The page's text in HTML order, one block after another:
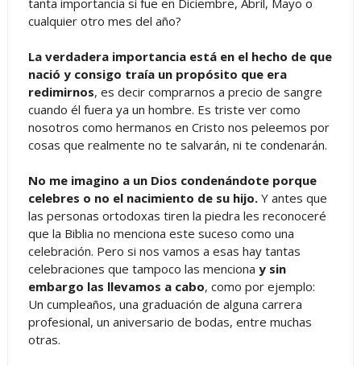
tanta importancia si fue en Diciembre, Abril, Mayo o
cualquier otro mes del año?
La verdadera importancia está en el hecho de que
nació y consigo traía un propósito que era
redimirnos, es decir comprarnos a precio de sangre
cuando él fuera ya un hombre. Es triste ver como
nosotros como hermanos en Cristo nos peleemos por
cosas que realmente no te salvarán, ni te condenarán.
No me imagino a un Dios condenándote porque
celebres o no el nacimiento de su hijo. Y antes que
las personas ortodoxas tiren la piedra les reconoceré
que la Biblia no menciona este suceso como una
celebración. Pero si nos vamos a esas hay tantas
celebraciones que tampoco las menciona y sin
embargo las llevamos a cabo, como por ejemplo:
Un cumpleaños, una graduación de alguna carrera
profesional, un aniversario de bodas, entre muchas
otras.